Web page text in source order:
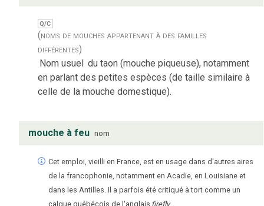
Q/C
(noms de mouches appartenant à des familles
différentes)
Nom usuel du taon (mouche piqueuse), notamment
en parlant des petites espèces (de taille similaire à
celle de la mouche domestique).
mouche à feu nom
Cet emploi, vieilli en France, est en usage dans d'autres aires
de la francophonie, notamment en Acadie, en Louisiane et
dans les Antilles. Il a parfois été critiqué à tort comme un
calque québécois de l'anglais firefly.